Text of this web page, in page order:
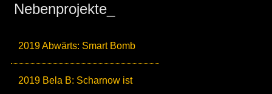
Nebenprojekte_
2019 Abwärts: Smart Bomb
2019 Bela B: Scharnow ist